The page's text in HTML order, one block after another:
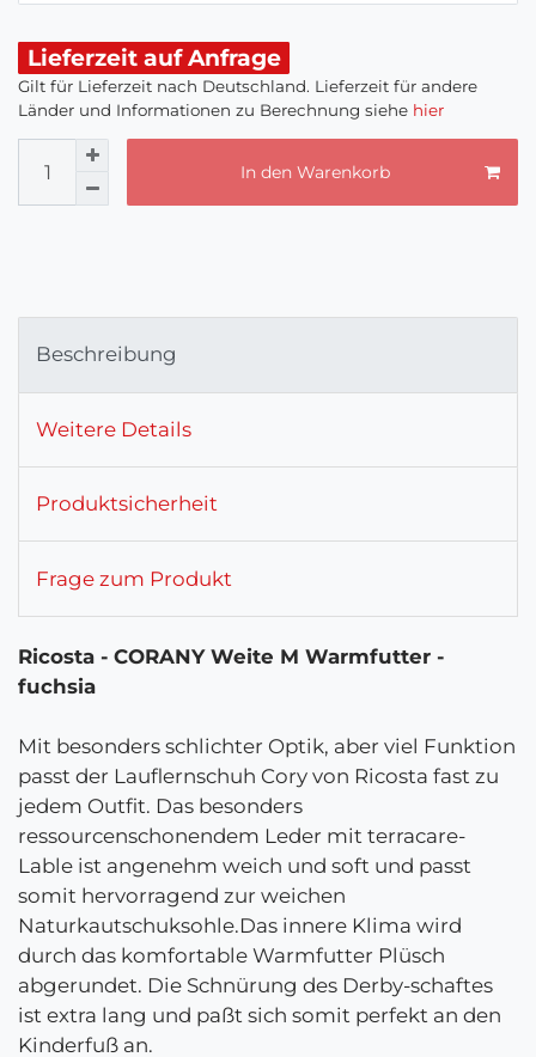
Lieferzeit auf Anfrage
Gilt für Lieferzeit nach Deutschland. Lieferzeit für andere
Länder und Informationen zu Berechnung siehe hier
In den Warenkorb
Beschreibung
Weitere Details
Produktsicherheit
Frage zum Produkt
Ricosta - CORANY Weite M Warmfutter -
fuchsia
Mit besonders schlichter Optik, aber viel Funktion
passt der Lauflernschuh Cory von Ricosta fast zu
jedem Outfit. Das besonders
ressourcenschonendem Leder mit terracare-
Lable ist angenehm weich und soft und passt
somit hervorragend zur weichen
Naturkautschuksohle.Das innere Klima wird
durch das komfortable Warmfutter Plüsch
abgerundet. Die Schnürung des Derby-schaftes
ist extra lang und paßt sich somit perfekt an den
Kinderfuß an.